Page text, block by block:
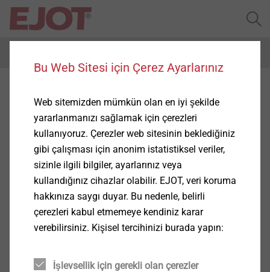
Bu Web Sitesi için Çerez Ayarlarınız
Web sitemizden mümkün olan en iyi şekilde
yararlanmanızı sağlamak için çerezleri
kullanıyoruz. Çerezler web sitesinin beklediğiniz
gibi çalışması için anonim istatistiksel veriler,
sizinle ilgili bilgiler, ayarlarınız veya
kullandığınız cihazlar olabilir. EJOT, veri koruma
hakkınıza saygı duyar. Bu nedenle, belirli
çerezleri kabul etmemeye kendiniz karar
verebilirsiniz. Kişisel tercihinizi burada yapın:
İşlevsellik için gerekli olan çerezler